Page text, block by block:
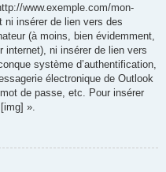
www.exemple.com/mon-
ni insérer de lien vers des
(à moins, bien évidemment,
internet), ni insérer de lien vers
système d’authentification,
électronique de Outlook
de passe, etc. Pour insérer
».